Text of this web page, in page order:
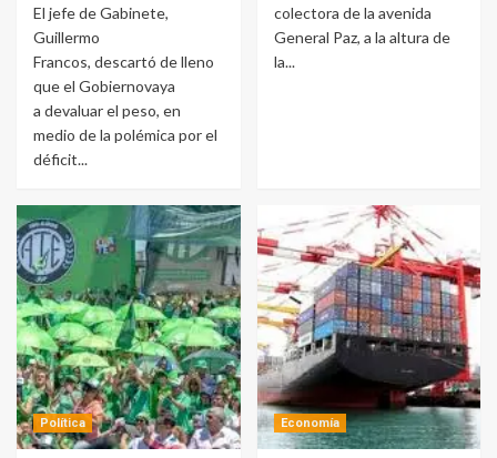
El jefe de Gabinete,
Guillermo
Francos, descartó de lleno
que el Gobiernovaya
a devaluar el peso, en
medio de la polémica por el
déficit...
colectora de la avenida
General Paz, a la altura de
la...
Política Economía